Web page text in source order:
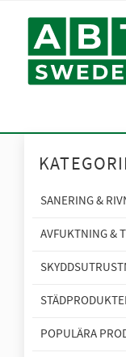
SANERING &
AVFUKTNING &
POPULÄRA